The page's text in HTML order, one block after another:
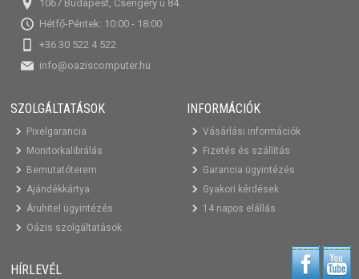
1067 Budapest, Csengery u 84.
Hétfő-Péntek: 10:00 - 18:00
+36 30 522 4 522
info@oaziscomputer.hu
SZOLGÁLTATÁSOK
Pixelgarancia
Monitorkalibrálás
Bemutatóterem
Ajándékkártya
Áruhitel ügyintézés
Oázis szolgáltatások
INFORMÁCIÓK
Vásárlási információk
Fizetés és szállítás
Garancia ügyintézés
Gyakori kérdések
14 napos elállás
HÍRLEVÉL